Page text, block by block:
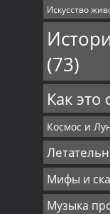
Искусство
(73)
Как это
Космос и
Мифы и
Музыка